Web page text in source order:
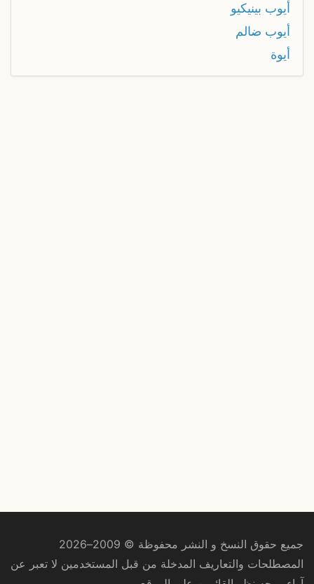
أيوب بينيكيو
أيوب ضالم
أيوة
جميع حقوق النسخ و النشر محفوظة © 2009–2026
المصطلحات والتعاريف المدخلة من قبل المستخدمين لا تعبر عن